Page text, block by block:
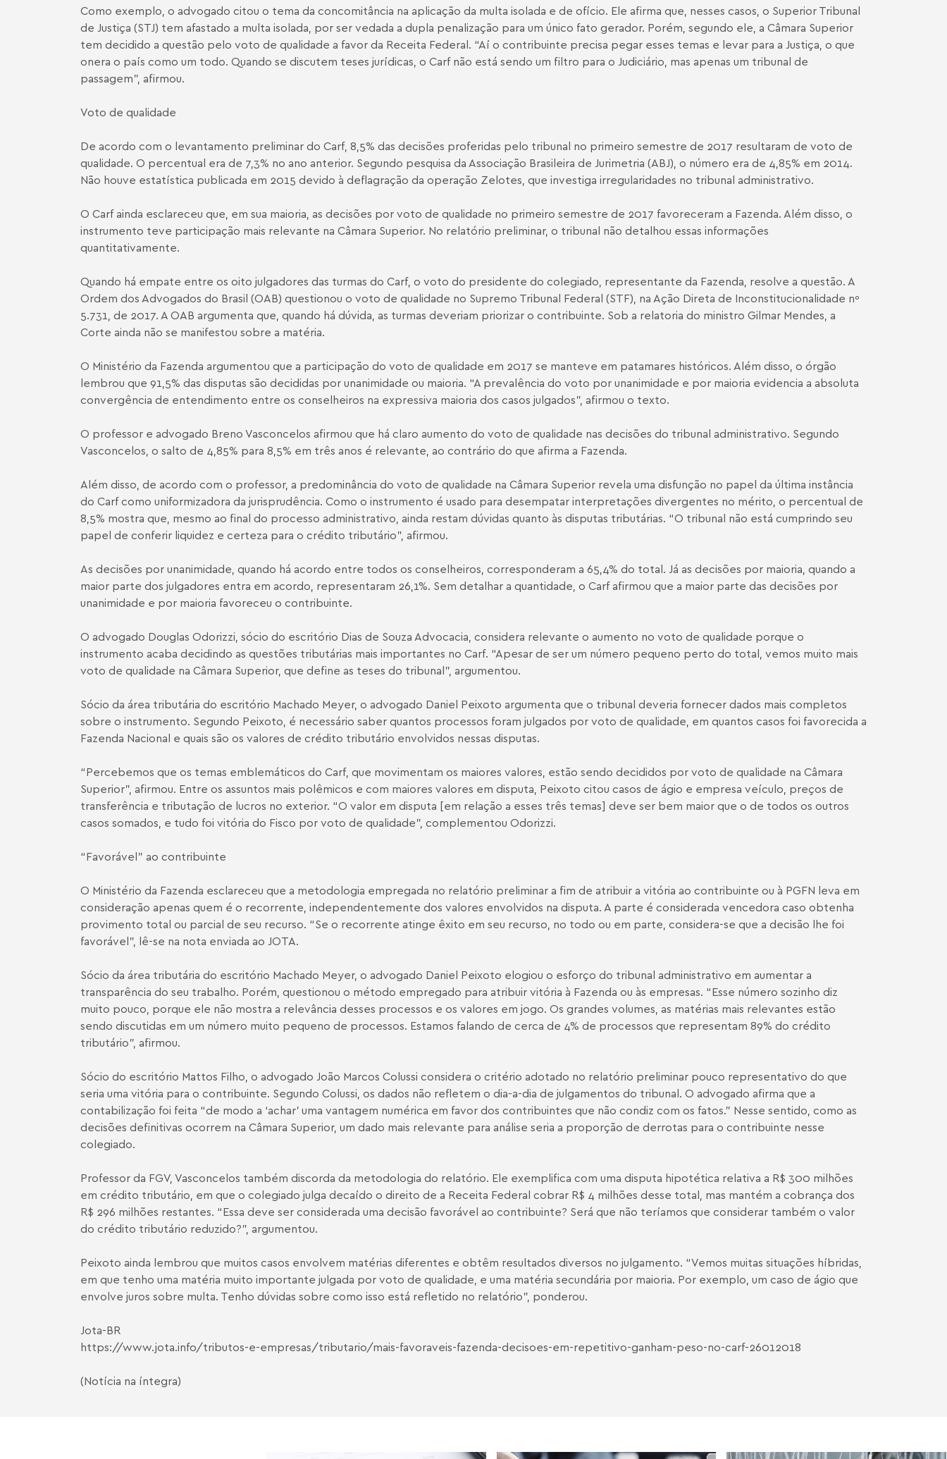
Como exemplo, o advogado citou o tema da concomitância na aplicação da multa isolada e de ofício. Ele afirma que, nesses casos, o Superior Tribunal
de Justiça (STJ) tem afastado a multa isolada, por ser vedada a dupla penalização para um único fato gerador. Porém, segundo ele, a Câmara Superior
tem decidido a questão pelo voto de qualidade a favor da Receita Federal. “Aí o contribuinte precisa pegar esses temas e levar para a Justiça, o que
onera o país como um todo. Quando se discutem teses jurídicas, o Carf não está sendo um filtro para o Judiciário, mas apenas um tribunal de
passagem”, afirmou.
Voto de qualidade
De acordo com o levantamento preliminar do Carf, 8,5% das decisões proferidas pelo tribunal no primeiro semestre de 2017 resultaram de voto de
qualidade. O percentual era de 7,3% no ano anterior. Segundo pesquisa da Associação Brasileira de Jurimetria (ABJ), o número era de 4,85% em 2014.
Não houve estatística publicada em 2015 devido à deflagração da operação Zelotes, que investiga irregularidades no tribunal administrativo.
O Carf ainda esclareceu que, em sua maioria, as decisões por voto de qualidade no primeiro semestre de 2017 favoreceram a Fazenda. Além disso, o
instrumento teve participação mais relevante na Câmara Superior. No relatório preliminar, o tribunal não detalhou essas informações
quantitativamente.
Quando há empate entre os oito julgadores das turmas do Carf, o voto do presidente do colegiado, representante da Fazenda, resolve a questão. A
Ordem dos Advogados do Brasil (OAB) questionou o voto de qualidade no Supremo Tribunal Federal (STF), na Ação Direta de Inconstitucionalidade nº
5.731, de 2017. A OAB argumenta que, quando há dúvida, as turmas deveriam priorizar o contribuinte. Sob a relatoria do ministro Gilmar Mendes, a
Corte ainda não se manifestou sobre a matéria.
O Ministério da Fazenda argumentou que a participação do voto de qualidade em 2017 se manteve em patamares históricos. Além disso, o órgão
lembrou que 91,5% das disputas são decididas por unanimidade ou maioria. “A prevalência do voto por unanimidade e por maioria evidencia a absoluta
convergência de entendimento entre os conselheiros na expressiva maioria dos casos julgados”, afirmou o texto.
O professor e advogado Breno Vasconcelos afirmou que há claro aumento do voto de qualidade nas decisões do tribunal administrativo. Segundo
Vasconcelos, o salto de 4,85% para 8,5% em três anos é relevante, ao contrário do que afirma a Fazenda.
Além disso, de acordo com o professor, a predominância do voto de qualidade na Câmara Superior revela uma disfunção no papel da última instância
do Carf como uniformizadora da jurisprudência. Como o instrumento é usado para desempatar interpretações divergentes no mérito, o percentual de
8,5% mostra que, mesmo ao final do processo administrativo, ainda restam dúvidas quanto às disputas tributárias. “O tribunal não está cumprindo seu
papel de conferir liquidez e certeza para o crédito tributário”, afirmou.
As decisões por unanimidade, quando há acordo entre todos os conselheiros, corresponderam a 65,4% do total. Já as decisões por maioria, quando a
maior parte dos julgadores entra em acordo, representaram 26,1%. Sem detalhar a quantidade, o Carf afirmou que a maior parte das decisões por
unanimidade e por maioria favoreceu o contribuinte.
O advogado Douglas Odorizzi, sócio do escritório Dias de Souza Advocacia, considera relevante o aumento no voto de qualidade porque o
instrumento acaba decidindo as questões tributárias mais importantes no Carf. “Apesar de ser um número pequeno perto do total, vemos muito mais
voto de qualidade na Câmara Superior, que define as teses do tribunal”, argumentou.
Sócio da área tributária do escritório Machado Meyer, o advogado Daniel Peixoto argumenta que o tribunal deveria fornecer dados mais completos
sobre o instrumento. Segundo Peixoto, é necessário saber quantos processos foram julgados por voto de qualidade, em quantos casos foi favorecida a
Fazenda Nacional e quais são os valores de crédito tributário envolvidos nessas disputas.
“Percebemos que os temas emblemáticos do Carf, que movimentam os maiores valores, estão sendo decididos por voto de qualidade na Câmara
Superior”, afirmou. Entre os assuntos mais polêmicos e com maiores valores em disputa, Peixoto citou casos de ágio e empresa veículo, preços de
transferência e tributação de lucros no exterior. “O valor em disputa [em relação a esses três temas] deve ser bem maior que o de todos os outros
casos somados, e tudo foi vitória do Fisco por voto de qualidade”, complementou Odorizzi.
“Favorável” ao contribuinte
O Ministério da Fazenda esclareceu que a metodologia empregada no relatório preliminar a fim de atribuir a vitória ao contribuinte ou à PGFN leva em
consideração apenas quem é o recorrente, independentemente dos valores envolvidos na disputa. A parte é considerada vencedora caso obtenha
provimento total ou parcial de seu recurso. “Se o recorrente atinge êxito em seu recurso, no todo ou em parte, considera-se que a decisão lhe foi
favorável”, lê-se na nota enviada ao JOTA.
Sócio da área tributária do escritório Machado Meyer, o advogado Daniel Peixoto elogiou o esforço do tribunal administrativo em aumentar a
transparência do seu trabalho. Porém, questionou o método empregado para atribuir vitória à Fazenda ou às empresas. “Esse número sozinho diz
muito pouco, porque ele não mostra a relevância desses processos e os valores em jogo. Os grandes volumes, as matérias mais relevantes estão
sendo discutidas em um número muito pequeno de processos. Estamos falando de cerca de 4% de processos que representam 89% do crédito
tributário”, afirmou.
Sócio do escritório Mattos Filho, o advogado João Marcos Colussi considera o critério adotado no relatório preliminar pouco representativo do que
seria uma vitória para o contribuinte. Segundo Colussi, os dados não refletem o dia-a-dia de julgamentos do tribunal. O advogado afirma que a
contabilização foi feita “de modo a ‘achar’ uma vantagem numérica em favor dos contribuintes que não condiz com os fatos.” Nesse sentido, como as
decisões definitivas ocorrem na Câmara Superior, um dado mais relevante para análise seria a proporção de derrotas para o contribuinte nesse
colegiado.
Professor da FGV, Vasconcelos também discorda da metodologia do relatório. Ele exemplifica com uma disputa hipotética relativa a R$ 300 milhões
em crédito tributário, em que o colegiado julga decaído o direito de a Receita Federal cobrar R$ 4 milhões desse total, mas mantém a cobrança dos
R$ 296 milhões restantes. “Essa deve ser considerada uma decisão favorável ao contribuinte? Será que não teríamos que considerar também o valor
do crédito tributário reduzido?”, argumentou.
Peixoto ainda lembrou que muitos casos envolvem matérias diferentes e obtêm resultados diversos no julgamento. “Vemos muitas situações híbridas,
em que tenho uma matéria muito importante julgada por voto de qualidade, e uma matéria secundária por maioria. Por exemplo, um caso de ágio que
envolve juros sobre multa. Tenho dúvidas sobre como isso está refletido no relatório”, ponderou.
Jota-BR
https://www.jota.info/tributos-e-empresas/tributario/mais-favoraveis-fazenda-decisoes-em-repetitivo-ganham-peso-no-carf-26012018
(Notícia na íntegra)